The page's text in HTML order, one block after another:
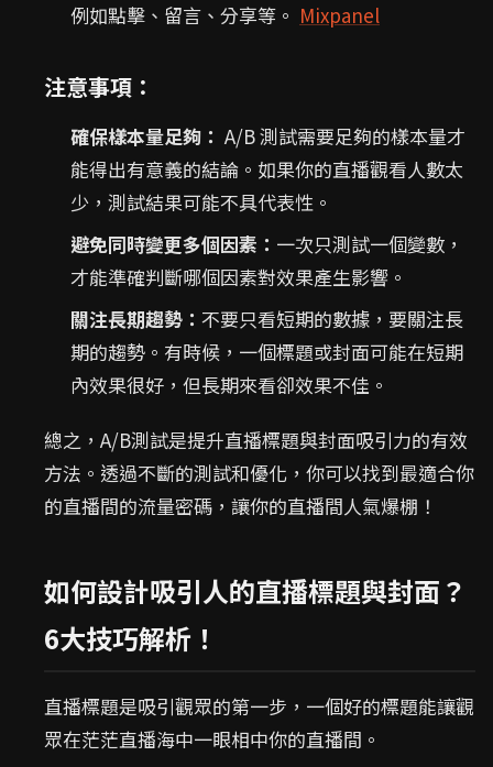
例如點擊、留言、分享等。 Mixpanel
注意事項：
確保樣本量足夠： A/B 測試需要足夠的樣本量才
能得出有意義的結論。如果你的直播觀看人數太
少，測試結果可能不具代表性。
避免同時變更多個因素： 一次只測試一個變數，
才能準確判斷哪個因素對效果產生影響。
關注長期趨勢： 不要只看短期的數據，要關注長
期的趨勢。有時候，一個標題或封面可能在短期
內效果很好，但長期來看卻效果不佳。
總之，A/B測試是提升直播標題與封面吸引力的有效
方法。透過不斷的測試和優化，你可以找到最適合你
的直播間的流量密碼，讓你的直播間人氣爆棚！
如何設計吸引人的直播標題與封面？
6大技巧解析！
直播標題是吸引觀眾的第一步，一個好的標題能讓觀
眾在茫茫直播海中一眼相中你的直播間。